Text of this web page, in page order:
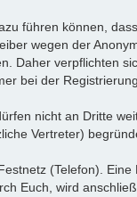
führen können,
wegen der
Daher verpflichten
bei der
nicht an Dritte
Vertreter)
(Telefon).
Euch, wird